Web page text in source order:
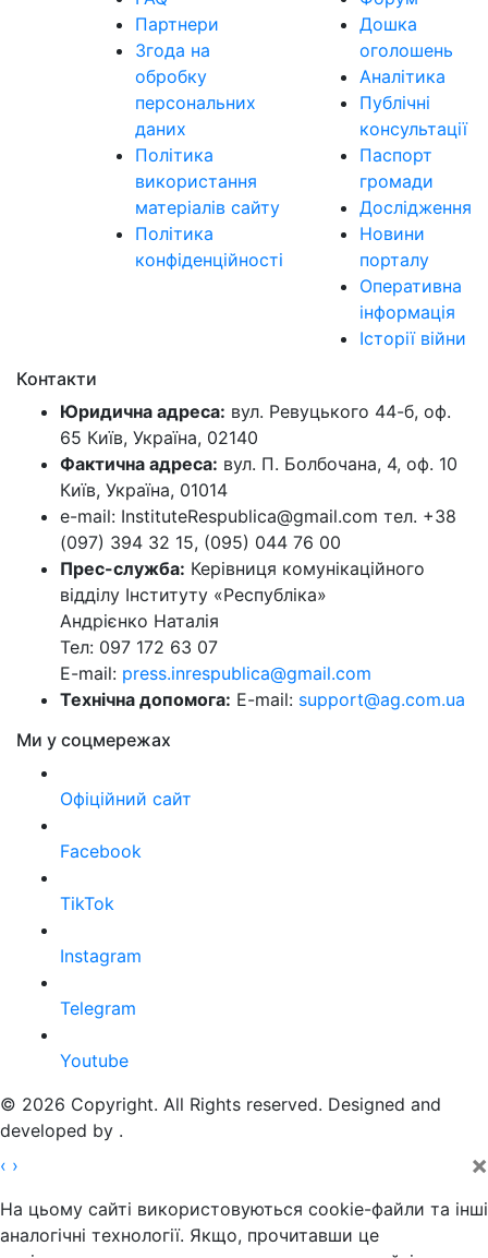
Партнери
Згода на
обробку
персональних
даних
Політика
використання
матеріалів сайту
Політика
конфіденційності
Дошка
оголошень
Аналітика
Публічні
консультації
Паспорт
громади
Дослідження
Новини
порталу
Оперативна
інформація
Історії війни
Контакти
Юридична адреса: вул. Ревуцького 44-б, оф.
65 Київ, Україна, 02140
Фактична адреса: вул. П. Болбочана, 4, оф. 10
Київ, Україна, 01014
e-mail: InstituteRespublica@gmail.com тел. +38
(097) 394 32 15, (095) 044 76 00
Прес-служба: Керівниця комунікаційного
відділу Інституту «Республіка»
Андрієнко Наталія
Тел: 097 172 63 07
E-mail: press.inrespublica@gmail.com
Технічна допомога: E-mail: support@ag.com.ua
Ми у соцмережах
Офіційний сайт
Facebook
TikTok
Instagram
Telegram
Youtube
© 2026 Copyright. All Rights reserved. Designed and
developed by .
‹ › ×
На цьому сайті використовуються cookie-файли та інші
аналогічні технології. Якщо, прочитавши це